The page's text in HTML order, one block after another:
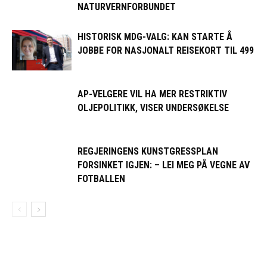
NATURVERNFORBUNDET
HISTORISK MDG-VALG: KAN STARTE Å
JOBBE FOR NASJONALT REISEKORT TIL 499
AP-VELGERE VIL HA MER RESTRIKTIV
OLJEPOLITIKK, VISER UNDERSØKELSE
REGJERINGENS KUNSTGRESSPLAN
FORSINKET IGJEN: – LEI MEG PÅ VEGNE AV
FOTBALLEN